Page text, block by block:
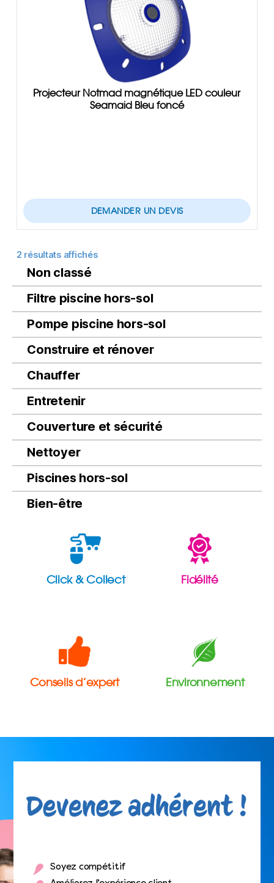
Projecteur Notmad magnétique LED couleur
Seamaid Bleu foncé
DEMANDER UN DEVIS
2 résultats affichés
Non classé
Filtre piscine hors-sol
Pompe piscine hors-sol
Construire et rénover
Chauffer
Entretenir
Couverture et sécurité
Nettoyer
Piscines hors-sol
Bien-être
Click & Collect
Conseils d’expert
Fidélité
Environnement
Soyez compétitif